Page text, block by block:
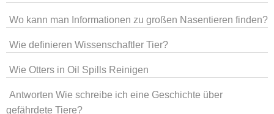
Wo kann man Informationen zu großen Nasentieren finden?
Wie definieren Wissenschaftler Tier?
Wie Otters in Oil Spills Reinigen
Antworten Wie schreibe ich eine Geschichte über
gefährdete Tiere?